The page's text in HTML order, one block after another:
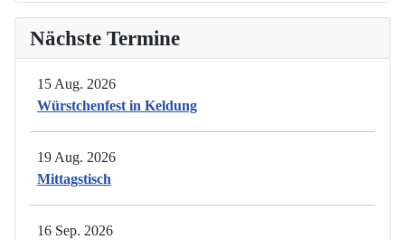
Nächste Termine
15 Aug. 2026
Würstchenfest in Keldung
19 Aug. 2026
Mittagstisch
16 Sep. 2026